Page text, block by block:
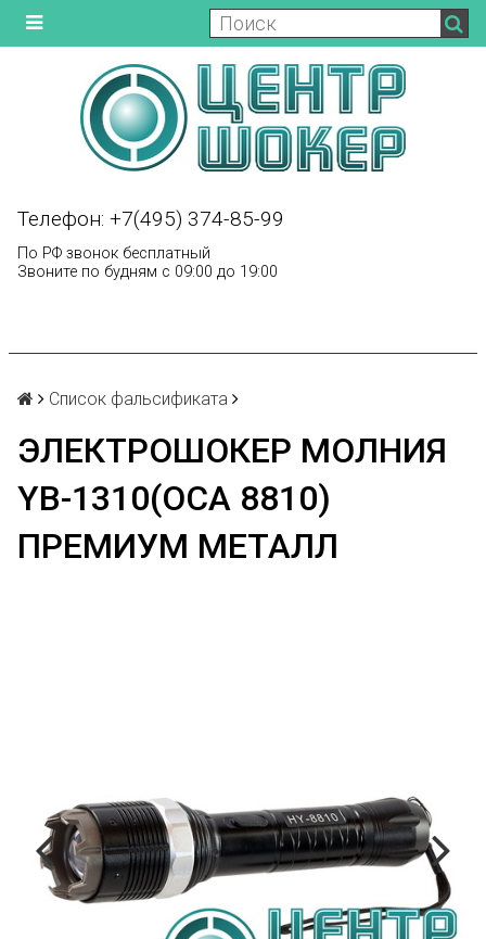
Телефон: +7(495) 374-85-99
По РФ звонок бесплатный
Звоните по будням с 09:00 до 19:00
Список фальсификата
ЭЛЕКТРОШОКЕР МОЛНИЯ
YB-1310(ОСА 8810)
ПРЕМИУМ МЕТАЛЛ